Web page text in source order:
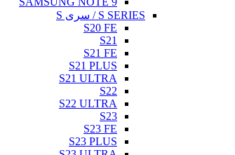
S SERIES / سری S
S20 FE
S21
S21 FE
S21 PLUS
S21 ULTRA
S22
S22 ULTRA
S23
S23 FE
S23 PLUS